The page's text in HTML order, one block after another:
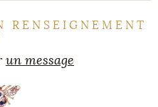
RENSEIGNEMENT
un message